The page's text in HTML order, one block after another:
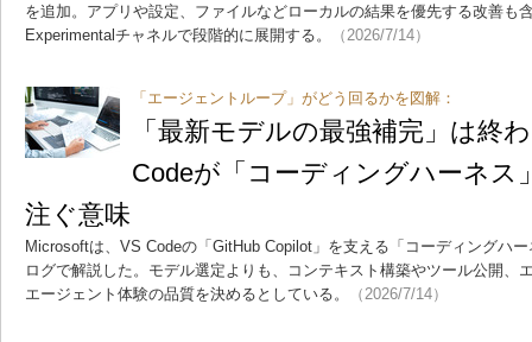
を追加。アプリや設定、ファイルなどローカルの結果を優先する改善も
Experimentalチャネルで段階的に展開する。
（2026/7/14）
「エージェントループ」がどう回るかを図解：
「最新モデルの最強補完」は
Codeが「コーディングハーネス
注ぐ意味
Microsoftは、VS Codeの「GitHub Copilot」を支える「コーディングハ
ログで解説した。モデル選定よりも、コンテキスト構築やツール公開、
エージェント体験の品質を決めるとしている。
（2026/7/14）